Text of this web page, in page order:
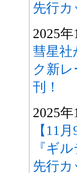
先行カ
2025
彗星
ク新
刊！
2025
【11
『ギ
先行カ